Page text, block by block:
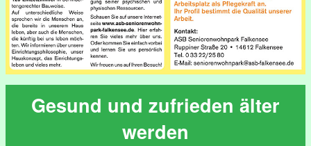
Gesund und zufrieden älter
werden